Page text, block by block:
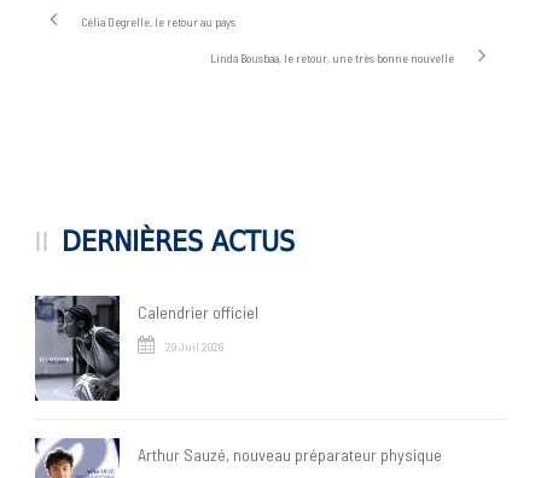
Célia Degrelle, le retour au pays
Linda Bousbaa, le retour, une très bonne nouvelle
DERNIÈRES ACTUS
Calendrier officiel
29 Juil 2026
Arthur Sauzé, nouveau préparateur physique